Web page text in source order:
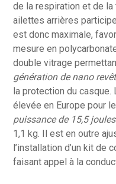
de la respiration et de
ailettes arrières
est donc maximale,
mesure en
double vitrage
génération de nano
la protection du casque.
élevée en Europe pour
puissance de 15,5 joules
1,1 kg. Il est en outre
l’installation d’un kit de
faisant appel à la